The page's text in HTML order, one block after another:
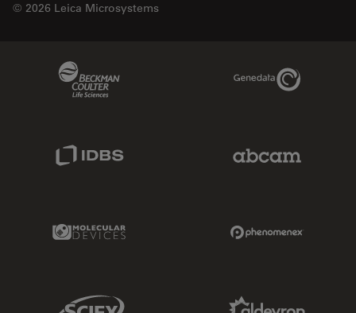
© 2026 Leica Microsystems
Genedata Link
Molecular Devices Link
Sciex Link